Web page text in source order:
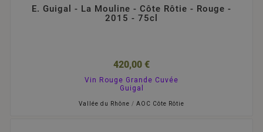
E. Guigal - La Mouline - Côte Rôtie - Rouge -
2015 - 75cl
420,00 €
Vin Rouge Grande Cuvée
Guigal
Vallée du Rhône / AOC Côte Rôtie